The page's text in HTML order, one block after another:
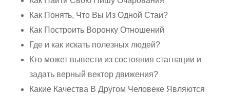
Как Понять, Что Вы Из Одной Стаи?
Как Построить Воронку Отношений
Где и как искать полезных людей?
Кто может вывести из состояния стагнации и
задать верный вектор движения?
Какие Качества В Другом Человеке Являются